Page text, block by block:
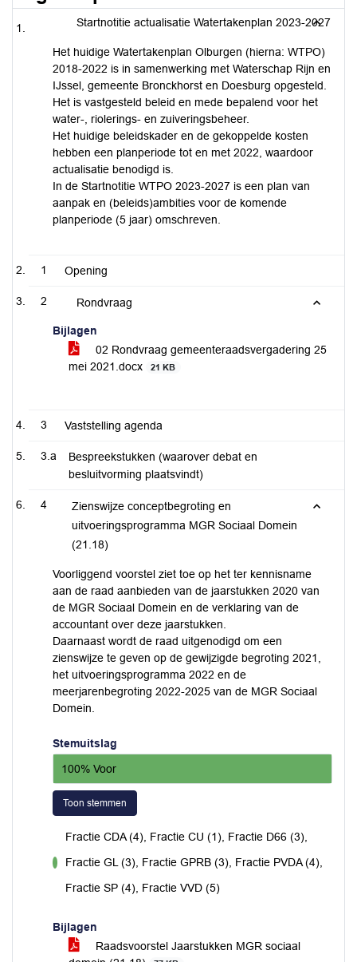
Startnotitie actualisatie Watertakenplan 2023-2027
Het huidige Watertakenplan Olburgen (hierna: WTPO)
2018-2022 is in samenwerking met Waterschap Rijn en
IJssel, gemeente Bronckhorst en Doesburg opgesteld.
Het is vastgesteld beleid en mede bepalend voor het
water-, riolerings- en zuiveringsbeheer.
Het huidige beleidskader en de gekoppelde kosten
hebben een planperiode tot en met 2022, waardoor
actualisatie benodigd is.
In de Startnotitie WTPO 2023-2027 is een plan van
aanpak en (beleids)ambities voor de komende
planperiode (5 jaar) omschreven.
1 Opening
2 Rondvraag
Bijlagen
02 Rondvraag gemeenteraadsvergadering 25
mei 2021.docx
21 KB
3 Vaststelling agenda
3.a
Bespreekstukken (waarover debat en
besluitvorming plaatsvindt)
4
Zienswijze conceptbegroting en
uitvoeringsprogramma MGR Sociaal Domein
(21.18)
Voorliggend voorstel ziet toe op het ter kennisname
aan de raad aanbieden van de jaarstukken 2020 van
de MGR Sociaal Domein en de verklaring van de
accountant over deze jaarstukken.
Daarnaast wordt de raad uitgenodigd om een
zienswijze te geven op de gewijzigde begroting 2021,
het uitvoeringsprogramma 2022 en de
meerjarenbegroting 2022-2025 van de MGR Sociaal
Domein.
Stemuitslag
100% Voor
Toon stemmen
Fractie CDA (4), Fractie CU (1), Fractie D66 (3),
Fractie GL (3), Fractie GPRB (3), Fractie PVDA (4),
Fractie SP (4), Fractie VVD (5)
Bijlagen
Raadsvoorstel Jaarstukken MGR sociaal